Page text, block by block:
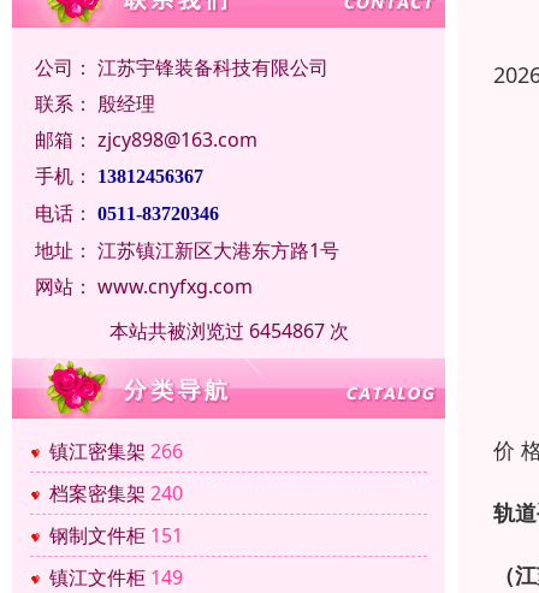
公司： 江苏宇锋装备科技有限公司
联系： 殷经理
邮箱： zjcy898@163.com
手机：
13812456367
电话： 0511-83720346
地址： 江苏镇江新区大港东方路1号
网站： www.cnyfxg.com
本站共被浏览过 6454867 次
镇江密集架 266
档案密集架 240
钢制文件柜 151
镇江文件柜 149
价
轨
（